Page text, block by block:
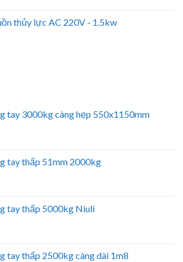
thủy lực AC 220V - 1.5kw
tay 3000kg càng hẹp 550x1150mm
tay thấp 51mm 2000kg
tay thấp 5000kg Niuli
tay thấp 2500kg càng dài 1m8